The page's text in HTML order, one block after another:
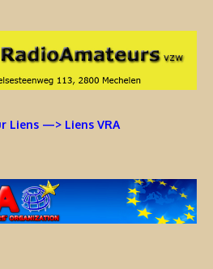
Liens —> Liens VRA